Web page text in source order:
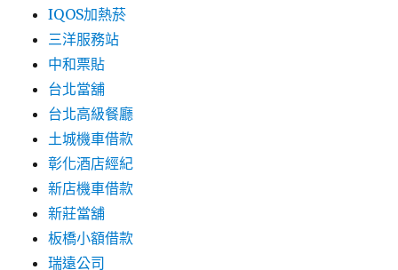
IQOS加熱菸
三洋服務站
中和票貼
台北當舖
台北高級餐廳
土城機車借款
彰化酒店經紀
新店機車借款
新莊當舖
板橋小額借款
瑞遠公司